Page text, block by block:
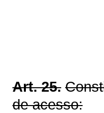
Art. 25.
de acesso: